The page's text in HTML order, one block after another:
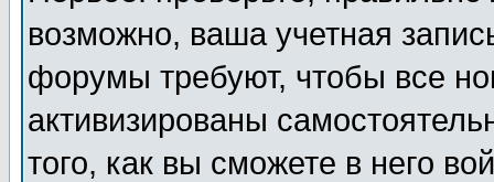
возможно, ваша учетная
форумы требуют, чтобы все
активизированы
того, как вы сможете в него